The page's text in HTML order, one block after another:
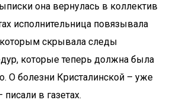
она вернулась в коллектив
исполнительница повязывала
скрывала следы
которые теперь должна была
О болезни Кристалинской – уже
в газетах.